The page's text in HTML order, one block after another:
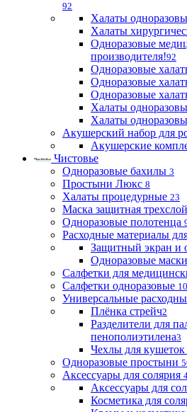
92
Халаты
Халаты
Одноразовые
производителя!92
Одноразовые
Одноразовые
Одноразовые
Халаты
Халаты
Акушерский набор для
Акушерские
Чистовье
Одноразовые бахилы 3
Простыни Люкс 8
Халаты процедурные 23
Маска защитная
Одноразовые полотенца
Расходные материалы
Защитный экран и
Одноразовые
Салфетки для
Салфетки одноразовые 10
Универсальные
Плёнка стрейч2
Разделители для
пенополиэтилена3
Чехлы для кушеток
Одноразовые простыни
Аксессуары для солярия
Аксессуары для
Косметика для